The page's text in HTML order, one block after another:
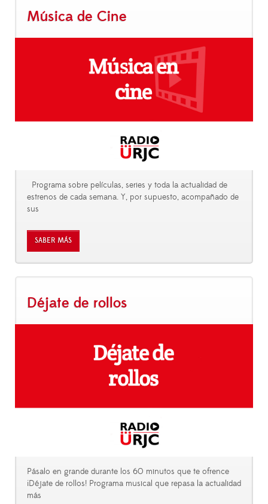
Música de Cine
Programa sobre películas, series y toda la actualidad de
estrenos de cada semana. Y, por supuesto, acompañado de
sus
SABER MÁS
Déjate de rollos
Pásalo en grande durante los 60 minutos que te ofrence
¡Déjate de rollos! Programa musical que repasa la actualidad
más